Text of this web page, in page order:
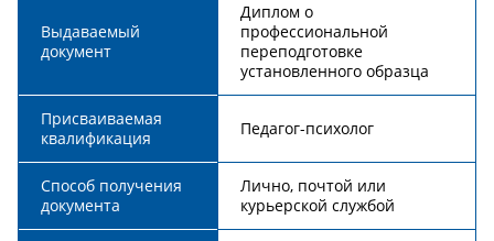
Выдаваемый
документ
Диплом о
профессиональной
переподготовке
установленного образца
Присваиваемая
квалификация
Педагог-психолог
Способ получения
документа
Лично, почтой или
курьерской службой